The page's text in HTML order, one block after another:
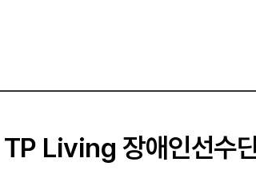
TP Living 장애인선수